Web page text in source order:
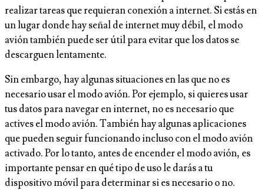
realizar tareas que requieran conexión a internet. Si estás en
un lugar donde hay señal de internet muy débil, el modo
avión también puede ser útil para evitar que los datos se
descarguen lentamente.
Sin embargo, hay algunas situaciones en las que no es
necesario usar el modo avión. Por ejemplo, si quieres usar
tus datos para navegar en internet, no es necesario que
actives el modo avión. También hay algunas aplicaciones
que pueden seguir funcionando incluso con el modo avión
activado. Por lo tanto, antes de encender el modo avión, es
importante pensar en qué tipo de uso le darás a tu
dispositivo móvil para determinar si es necesario o no.